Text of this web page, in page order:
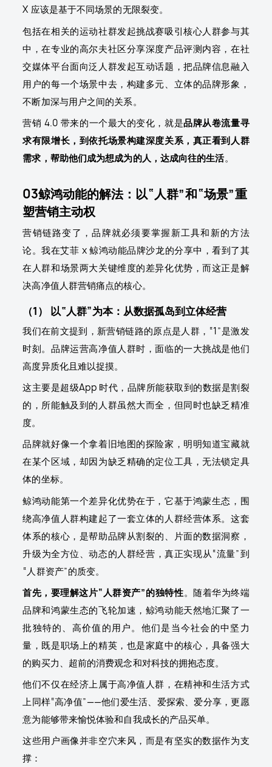
X 应该是基于不同场景的无限裂变。
包括在相关的运动社群发起挑战赛吸引核心人群参与其
中，在专业的高尔夫社区分享深度产品评测内容，在社
交媒体平台面向泛人群发起互动话题，把品牌信息融入
用户的每一个场景中去，构建多元、立体的品牌形象，
不断加深与用户之间的关系。
营销 4.0 带来的一个最大的变化，就是品牌从卷流量寻
求有限增长，到依托场景构建深度关系，真正看到人群
需求，帮助他们成为想成为的人，达成向往的生活。
03鲸鸿动能的解法：以“人群”和“场景”重
塑营销主动权
营销链路变了，品牌就必须要掌握新工具和新的方法
论。我在艾菲 x 鲸鸿动能品牌沙龙的分享中，看到了其
在人群和场景两大关键维度的差异化优势，而这正是解
决高净值人群营销痛点的核心。
（1） 以“人群”为本：从数据孤岛到立体经营
我们在前文提到，新营销链路的原点是人群，“1”是激发
时刻。品牌运营高净值人群时，面临的一大挑战是他们
高度异质化且难以捉摸。
这主要是超级App 时代，品牌所能获取到的数据是割裂
的，所能触及到的人群虽然大而全，但同时也缺乏精准
度。
品牌就好像一个拿着旧地图的探险家，明明知道宝藏就
在某个区域，却因为缺乏精确的定位工具，无法锁定具
体的坐标。
鲸鸿动能第一个差异化优势在于，它基于鸿蒙生态，围
绕高净值人群构建起了一套立体的人群经营体系。这套
体系的核心，是帮助品牌从割裂的、片面的数据洞察，
升级为全方位、动态的人群经营，真正实现从“流量”到
“人群资产”的质变。
首先，要理解这片“人群资产”的独特性。随着华为终端
品牌和鸿蒙生态的飞轮加速，鲸鸿动能天然地汇聚了一
批独特的、高价值的用户。他们是当今社会的中坚力
量，既是职场上的精英，也是家庭中的核心，具备强大
的购买力、超前的消费观念和对科技的拥抱态度。
他们不仅在经济上属于高净值人群，在精神和生活方式
上同样“高净值”——他们爱生活、爱探索、爱分享，更愿
意为能够带来愉悦体验和自我成长的产品买单。
这些用户画像并非空穴来风，而是有坚实的数据作为支
撑：